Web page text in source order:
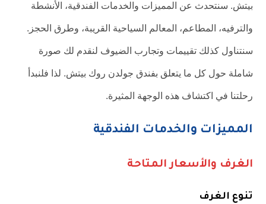
بيتش. سنتحدث عن المميزات والخدمات الفندقية، الأنشطة
والترفيه، المطاعم، المعالم السياحية القريبة، وطرق الحجز.
سنتناول كذلك تقييمات وتجارب الضيوف لنقدم لك صورة
شاملة حول كل ما يتعلق بفندق جولدن روك بيتش. لذا فلنبدأ
رحلتنا في اكتشاف هذه الوجهة المثيرة.
المميزات والخدمات الفندقية
الغرف والأسعار المتاحة
تنوع الغرف